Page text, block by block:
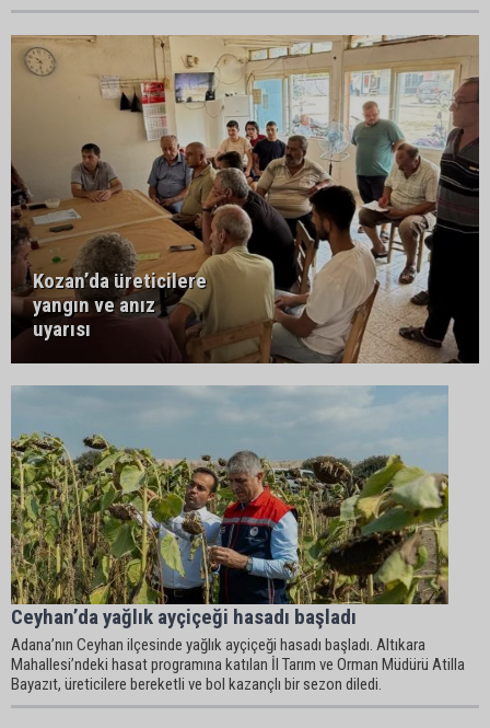
Kozan’da üreticilere
yangın ve anız
uyarısı
Ceyhan’da yağlık ayçiçeği hasadı başladı
Adana’nın Ceyhan ilçesinde yağlık ayçiçeği hasadı başladı. Altıkara
Mahallesi’ndeki hasat programına katılan İl Tarım ve Orman Müdürü Atilla
Bayazıt, üreticilere bereketli ve bol kazançlı bir sezon diledi.